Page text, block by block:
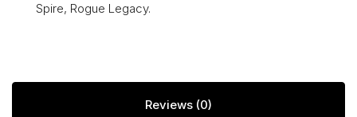
Spire, Rogue Legacy.
Reviews (0)